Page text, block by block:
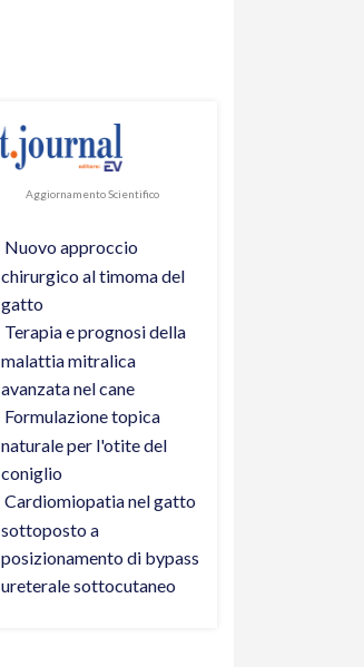
Aggiornamento Scientifico
Nuovo approccio
chirurgico al timoma del
gatto
Terapia e prognosi della
malattia mitralica
avanzata nel cane
Formulazione topica
naturale per l'otite del
coniglio
Cardiomiopatia nel gatto
sottoposto a
posizionamento di bypass
ureterale sottocutaneo